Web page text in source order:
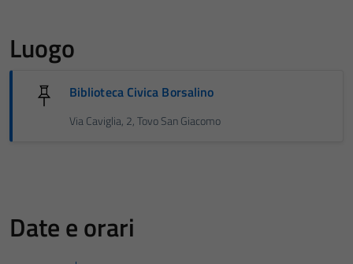
Luogo
Biblioteca Civica Borsalino
Via Caviglia, 2, Tovo San Giacomo
Date e orari